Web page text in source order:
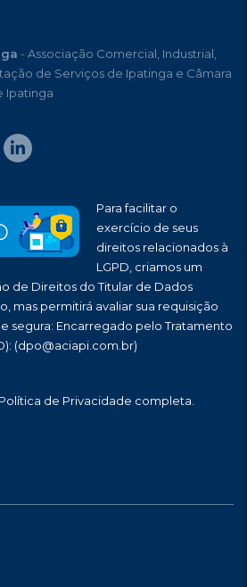
- Associação Comercial, Industrial,
de Serviços de Ipatinga e Câmara
Ipatinga
Para facilitar o
exercício de seus
direitos relacionados à
LGPD, criamos um
de Direitos do Titular de Dados
mas permitirá avaliar sua requisição
segura: Encarregado pelo Tratamento
(dpo@aciapi.com.br)
de Privacidade completa.